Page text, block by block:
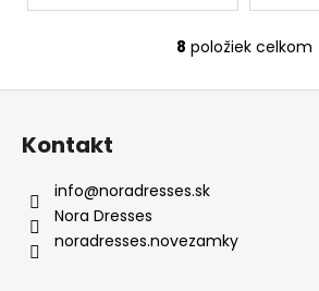
O
8 položiek celkom
Z
Kontakt
info@noradresses.sk
Nora Dresses
noradresses.novezamky